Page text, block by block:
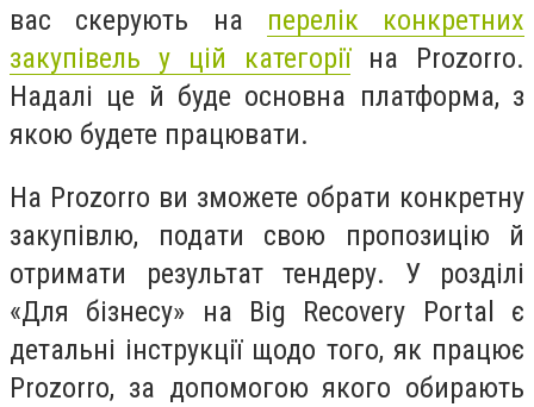
вас скерують на перелік конкретних
закупівель у цій категоріїна Prozorro.
Надалі це й буде основна платформа, з
якою будете працювати.
На Prozorro ви зможете обрати конкретну
закупівлю, подати свою пропозицію й
отримати результат тендеру. У розділі
«Для бізнесу» на Big Recovery Portal є
детальні інструкції щодо того, як працює
Prozorro, за допомогою якого обирають